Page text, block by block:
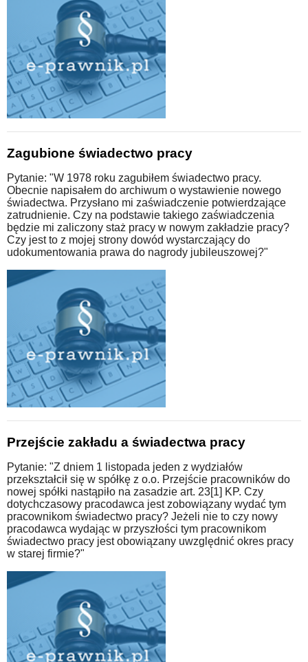
Zagubione świadectwo pracy
Pytanie: "W 1978 roku zagubiłem świadectwo pracy.
Obecnie napisałem do archiwum o wystawienie nowego
świadectwa. Przysłano mi zaświadczenie potwierdzające
zatrudnienie. Czy na podstawie takiego zaświadczenia
będzie mi zaliczony staż pracy w nowym zakładzie pracy?
Czy jest to z mojej strony dowód wystarczający do
udokumentowania prawa do nagrody jubileuszowej?"
Przejście zakładu a świadectwa pracy
Pytanie: "Z dniem 1 listopada jeden z wydziałów
przekształcił się w spółkę z o.o. Przejście pracowników do
nowej spółki nastąpiło na zasadzie art. 23[1] KP. Czy
dotychczasowy pracodawca jest zobowiązany wydać tym
pracownikom świadectwo pracy? Jeżeli nie to czy nowy
pracodawca wydając w przyszłości tym pracownikom
świadectwo pracy jest obowiązany uwzględnić okres pracy
w starej firmie?"